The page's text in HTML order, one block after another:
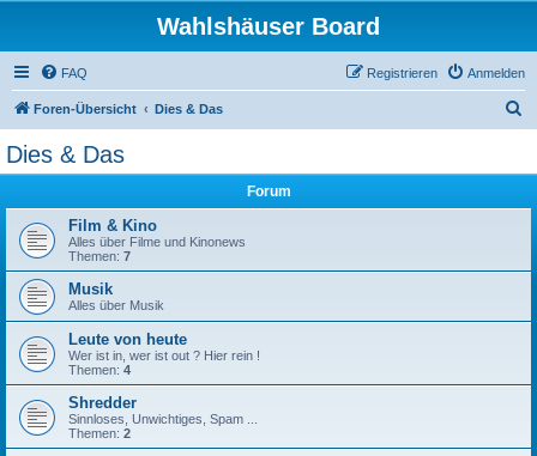
Wahlshäuser Board
FAQ Anmelden
Registrieren
Foren-Übersicht Dies & Das
Dies & Das
Forum
Film & Kino
Alles über Filme und Kinonews
Themen: 7
Musik
Alles über Musik
Leute von heute
Wer ist in, wer ist out ? Hier rein !
Themen: 4
Shredder
Sinnloses, Unwichtiges, Spam ...
Themen: 2